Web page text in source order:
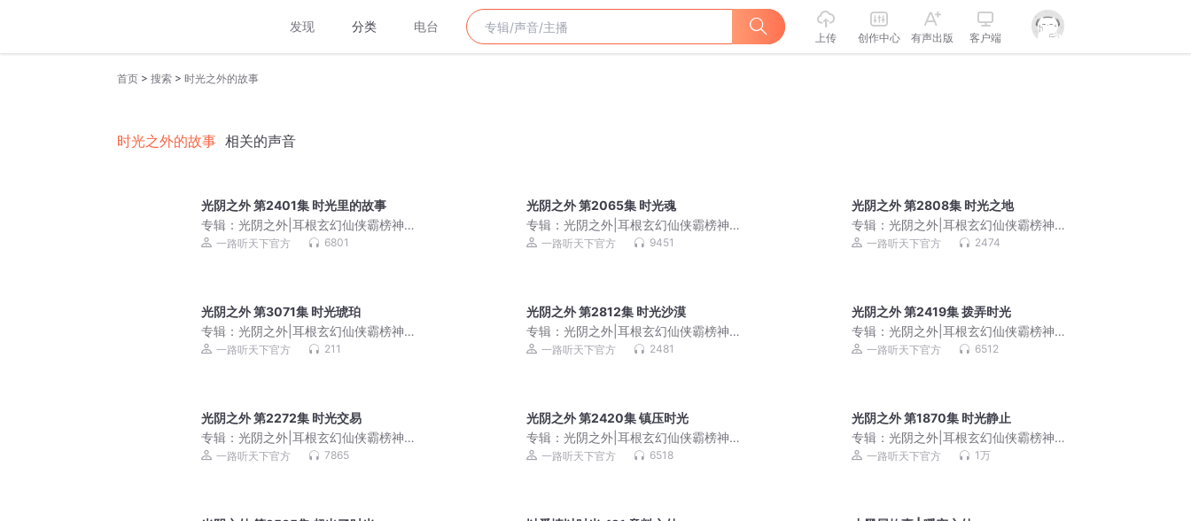
发现 分类 电台
上传 创作中心 有声出版 客户端
首页 > 搜索 > 时光之外的故事
时光之外的故事 相关的声音
光阴之外 第2401集 时光里的故事
专辑： 光阴之外|耳根玄幻仙侠霸榜神作|
成长流仙逆一念永恒
一路听天下官方 6801
光阴之外 第2065集 时光魂
专辑：光阴之外|耳根玄幻仙侠霸榜神作|
成长流仙逆一念永恒
一路听天下官方 9451
光阴之外 第2808集 时光之地
专辑：光阴之外|耳根玄幻仙侠霸榜神作|
成长流仙逆一念永恒
一路听天下官方 2474
光阴之外 第3071集 时光琥珀
专辑： 光阴之外|耳根玄幻仙侠霸榜神作|
成长流
一路听天下官方 211
光阴之外 第2812集 时光沙漠
专辑：光阴之外|耳根玄幻仙侠霸榜神作|
成长流仙逆一念永恒
一路听天下官方 2481
光阴之外 第2419集 拨弄时光
专辑：光阴之外|耳根玄幻仙侠霸榜神作|
成长流仙逆一念永恒
一路听天下官方 6512
光阴之外 第2272集 时光交易
专辑： 光阴之外|耳根玄幻仙侠霸榜神作|
成长流仙逆一念永恒
一路听天下官方 7865
光阴之外 第2420集 镇压时光
专辑：光阴之外|耳根玄幻仙侠霸榜神作|
成长流仙逆一念永恒
一路听天下官方 6518
光阴之外 第1870集 时光静止
专辑：光阴之外|耳根玄幻仙侠霸榜神作|
成长流仙逆一念永恒
一路听天下官方 1万